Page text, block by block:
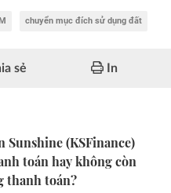
chuyển mục đích sử dụng đất
sẻ In
Sunshine (KSFinance)
toán hay không còn
thanh toán?